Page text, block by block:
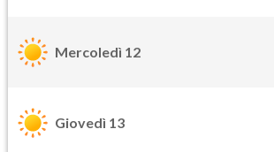
Mercoledì 12
Giovedì 13